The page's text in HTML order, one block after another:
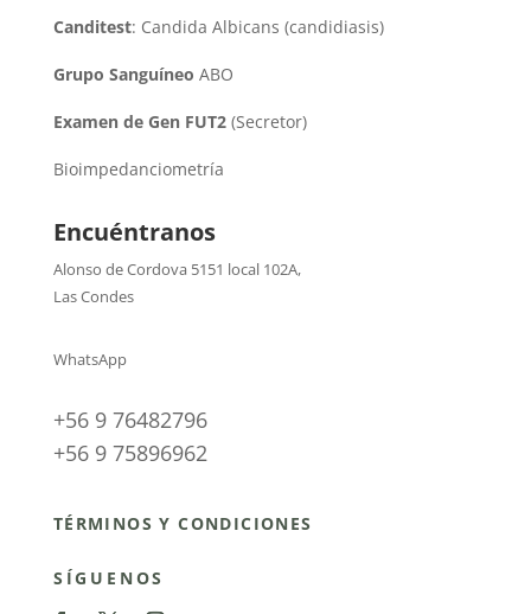
Canditest: Candida Albicans (candidiasis)
Grupo Sanguíneo ABO
Examen de Gen FUT2(Secretor)
Bioimpedanciometría
Encuéntranos
Alonso de Cordova 5151 local 102A,
Las Condes
WhatsApp
+56 9 76482796
+56 9 75896962
TÉRMINOS Y CONDICIONES
SÍGUENOS